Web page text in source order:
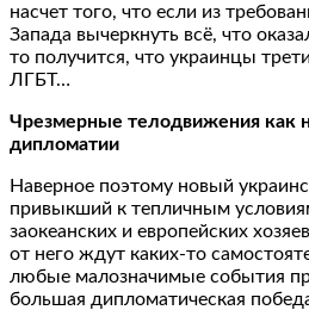
насчет того, что если из
Запада вычеркнуть всё, что
то получится, что украинцы
ЛГБТ…
Чрезмерные телодвижения как
дипломатии
Наверное поэтому новый
привыкший к тепличным
заокеанских и европейских
от него ждут каких-то
любые малозначимые события
большая дипломатическая